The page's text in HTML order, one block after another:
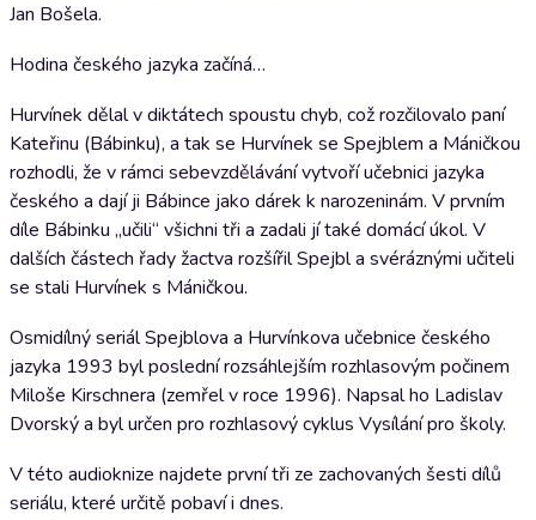
Jan Bošela.
Hodina českého jazyka začíná…
Hurvínek dělal v diktátech spoustu chyb, což rozčilovalo paní
Kateřinu (Bábinku), a tak se Hurvínek se Spejblem a Máničkou
rozhodli, že v rámci sebevzdělávání vytvoří učebnici jazyka
českého a dají ji Bábince jako dárek k narozeninám. V prvním
díle Bábinku „učili“ všichni tři a zadali jí také domácí úkol. V
dalších částech řady žactva rozšířil Spejbl a svéráznými učiteli
se stali Hurvínek s Máničkou.
Osmidílný seriál Spejblova a Hurvínkova učebnice českého
jazyka 1993 byl poslední rozsáhlejším rozhlasovým počinem
Miloše Kirschnera (zemřel v roce 1996). Napsal ho Ladislav
Dvorský a byl určen pro rozhlasový cyklus Vysílání pro školy.
V této audioknize najdete první tři ze zachovaných šesti dílů
seriálu, které určitě pobaví i dnes.